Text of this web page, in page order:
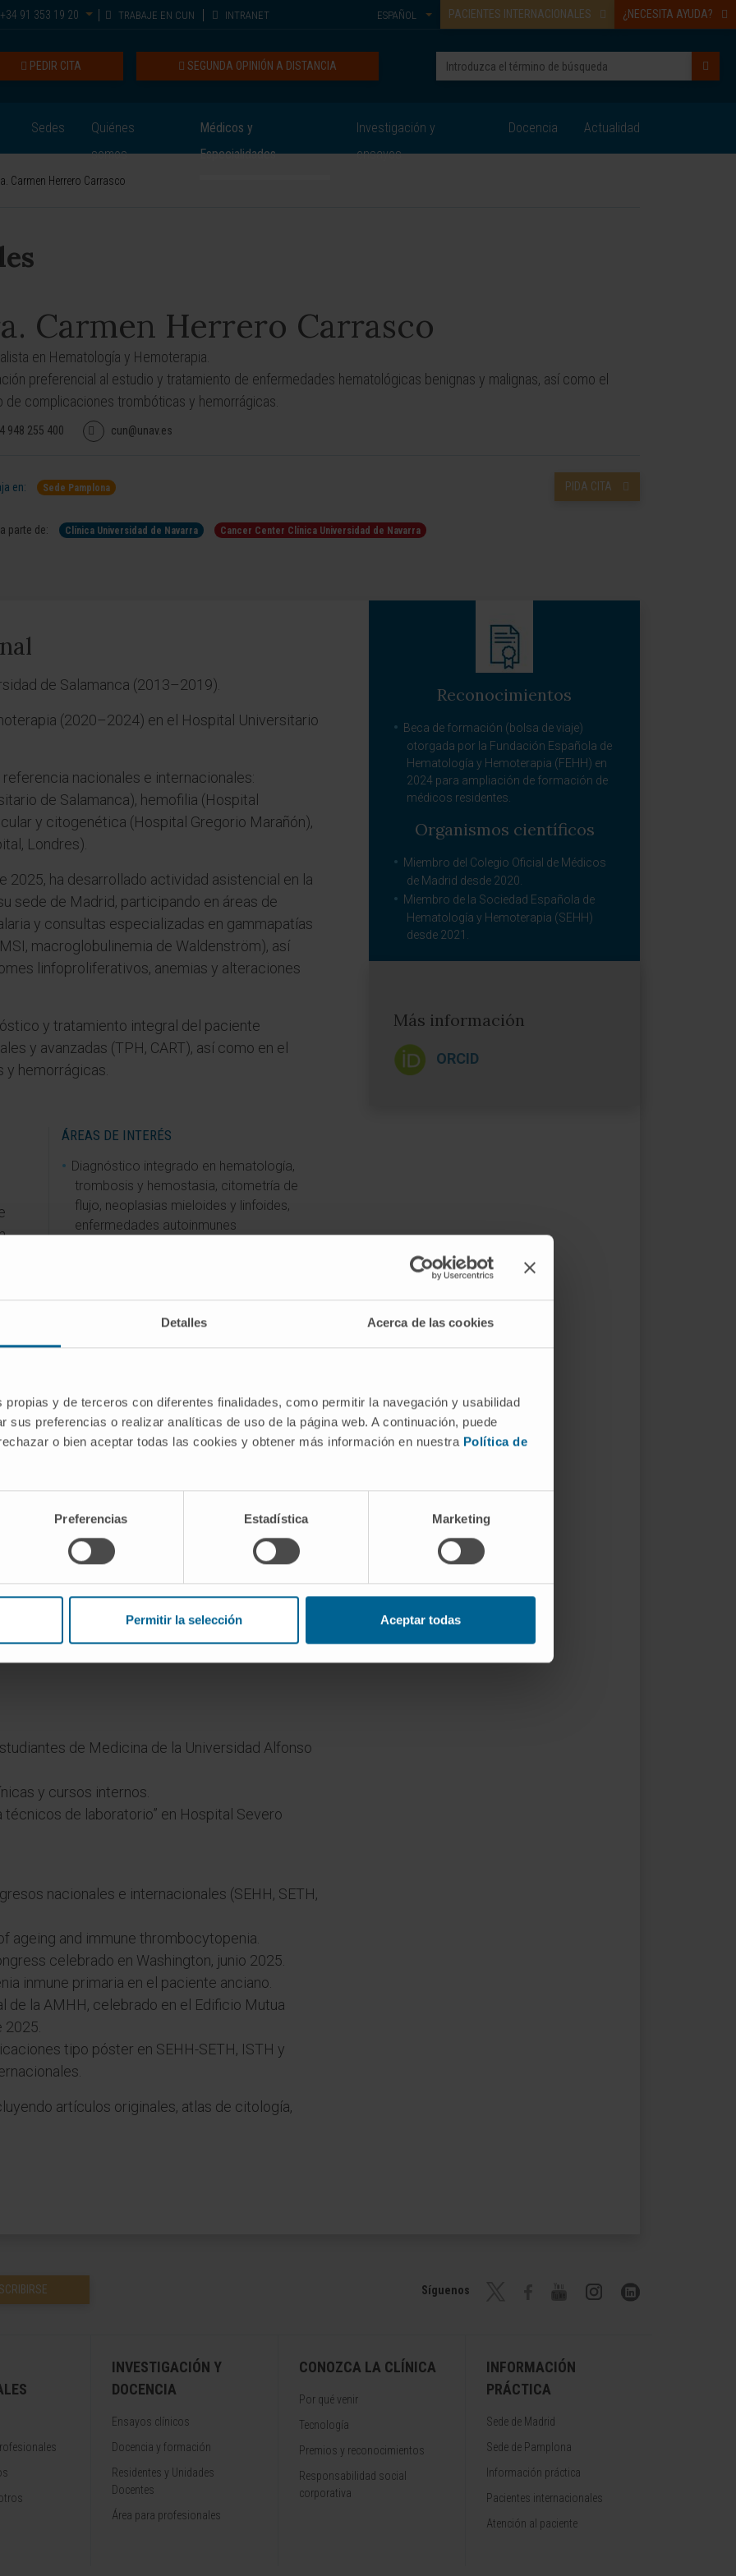
Detalles Acerca de las cookies
propias y de terceros con diferentes finalidades, como permitir la navegación y usabilidad
sus preferencias o realizar analíticas de uso de la página web. A continuación, puede
o bien aceptar todas las cookies y obtener más información en nuestra Política de
Preferencias Estadística Marketing
Permitir la selección Aceptar todas
+34 91 353 19 20 TRABAJE EN CUN INTRANET PACIENTES INTERNACIONALES ¿NECESITA AYUDA?
ESPAÑOL
SEGUNDA OPINIÓN A DISTANCIA
PEDIR CITA
Sedes
Quiénes
somos
Médicos y
Especialidades
Investigación y
ensayos
Docencia Actualidad
Carmen Herrero Carrasco
Carmen Herrero Carrasco
en Hematología y Hemoterapia.
preferencial al estudio y tratamiento de enfermedades hematológicas benignas y malignas, así como el
de complicaciones trombóticas y hemorrágicas.
948 255 400 cun@unav.es
en: Sede Pamplona PIDA CITA
parte de: Clínica Universidad de Navarra Cancer Center Clínica Universidad de Navarra
de Salamanca (2013–2019).
(2020–2024) en el Hospital Universitario
nacionales e internacionales:
de Salamanca), hemofilia (Hospital
y citogenética (Hospital Gregorio Marañón),
Londres).
2025, ha desarrollado actividad asistencial en la
sede de Madrid, participando en áreas de
y consultas especializadas en gammapatías
macroglobulinemia de Waldenström), así
linfoproliferativos, anemias y alteraciones
y tratamiento integral del paciente
y avanzadas (TPH, CART), así como en el
hemorrágicas.
ÁREAS DE INTERÉS
Diagnóstico integrado en hematología,
trombosis y hemostasia, citometría de
flujo, neoplasias mieloides y linfoides,
enfermedades autoinmunes
de Medicina de la Universidad Alfonso
y cursos internos.
técnicos de laboratorio” en Hospital Severo
nacionales e internacionales (SEHH, SETH,
ageing and immune thrombocytopenia.
celebrado en Washington, junio 2025.
inmune primaria en el paciente anciano.
de la AMHH, celebrado en el Edificio Mutua
tipo póster en SEHH-SETH, ISTH y
artículos originales, atlas de citología,
Reconocimientos
Beca de formación (bolsa de viaje)
otorgada por la Fundación Española de
Hematología y Hemoterapia (FEHH) en
2024 para ampliación de formación de
médicos residentes.
Organismos científicos
Miembro del Colegio Oficial de Médicos
de Madrid desde 2020.
Miembro de la Sociedad Española de
Hematología y Hemoterapia (SEHH)
desde 2021.
Más información
ORCID
Síguenos
INVESTIGACIÓN Y
DOCENCIA
Ensayos clínicos
Docencia y formación
Residentes y Unidades
Docentes
Área para profesionales
CONOZCA LA CLÍNICA
Por qué venir
Tecnología
Premios y reconocimientos
Responsabilidad social
corporativa
INFORMACIÓN
PRÁCTICA
Sede de Madrid
Sede de Pamplona
Información práctica
Pacientes internacionales
Atención al paciente